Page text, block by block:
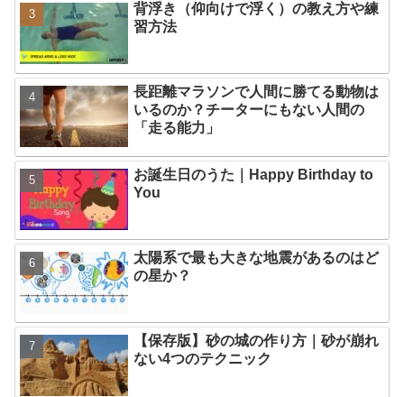
背浮き（仰向けで浮く）の教え方や練
習方法
長距離マラソンで人間に勝てる動物は
いるのか？チーターにもない人間の
「走る能力」
お誕生日のうた｜Happy Birthday to
You
太陽系で最も大きな地震があるのはど
の星か？
【保存版】砂の城の作り方｜砂が崩れ
ない4つのテクニック